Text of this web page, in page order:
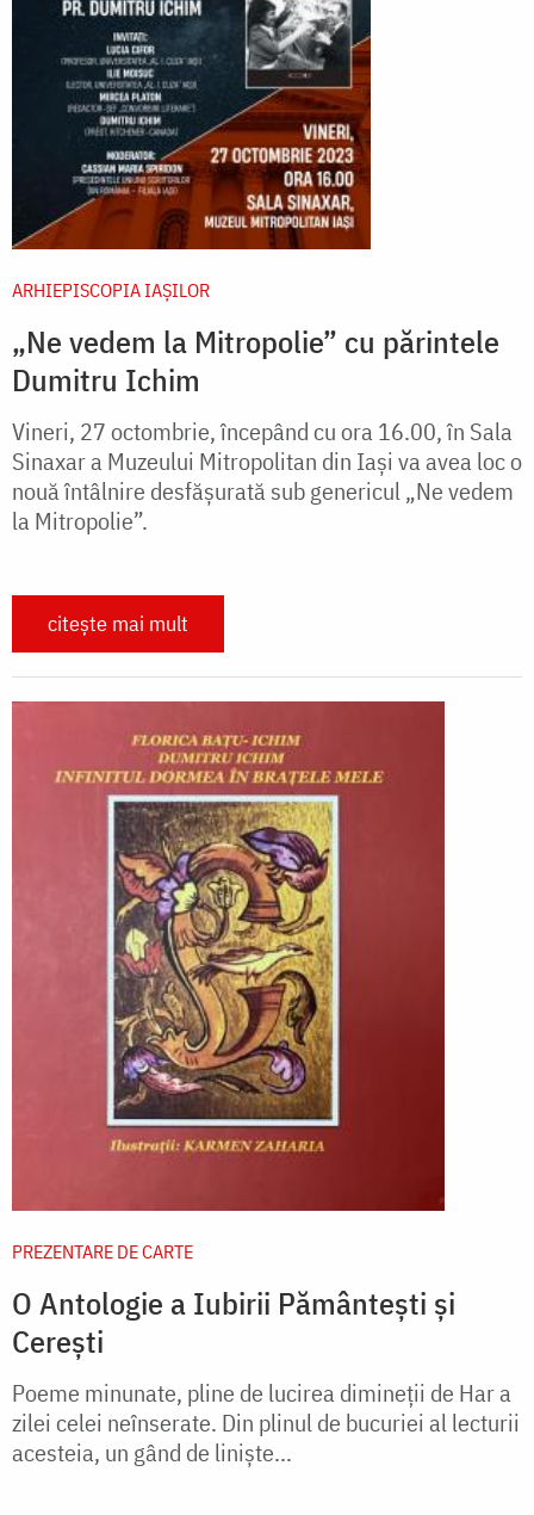
ARHIEPISCOPIA IAŞILOR
„Ne vedem la Mitropolie” cu părintele
Dumitru Ichim
Vineri, 27 octombrie, începând cu ora 16.00, în Sala
Sinaxar a Muzeului Mitropolitan din Iași va avea loc o
nouă întâlnire desfășurată sub genericul „Ne vedem
la Mitropolie”.
citește mai mult
PREZENTARE DE CARTE
O Antologie a Iubirii Pământești și
Cerești
Poeme minunate, pline de lucirea dimineții de Har a
zilei celei neînserate. Din plinul de bucuriei al lecturii
acesteia, un gând de liniște...